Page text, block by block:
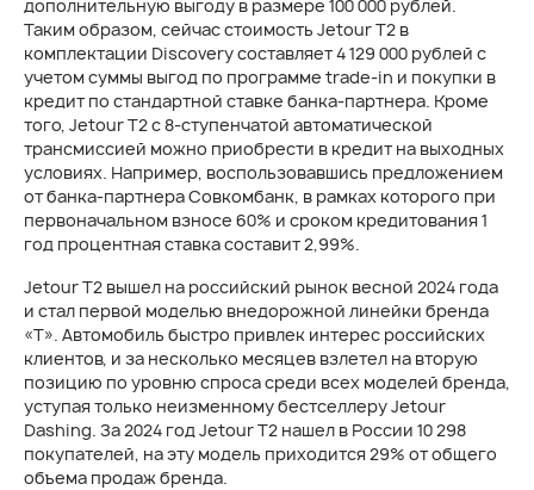
дополнительную выгоду в размере 100 000 рублей.
Таким образом, сейчас стоимость Jetour T2 в
комплектации Discovery составляет 4 129 000 рублей с
учетом суммы выгод по программе trade-in и покупки в
кредит по стандартной ставке банка-партнера. Кроме
того, Jetour T2 c8-ступенчатой автоматической
трансмиссией можно приобрести в кредит на выходных
условиях. Например, воспользовавшись предложением
от банка-партнера Совкомбанк, в рамках которого при
первоначальном взносе 60% и сроком кредитования 1
год процентная ставка составит 2,99%.
Jetour T2 вышел на российский рынок весной 2024 года
и стал первой моделью внедорожной линейки бренда
«Т». Автомобиль быстро привлек интерес российских
клиентов, и за несколько месяцев взлетел на вторую
позицию по уровню спроса среди всех моделей бренда,
уступая только неизменному бестселлеру Jetour
Dashing. За 2024 год Jetour T2 нашел в России 10 298
покупателей, на эту модель приходится 29% от общего
объема продаж бренда.